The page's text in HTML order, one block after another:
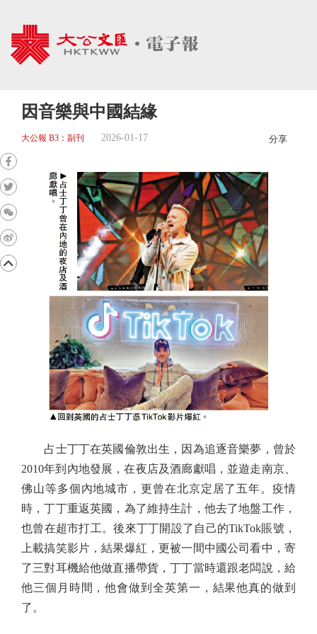
因音樂與中國結緣
大公報 B3：副刊 2026-01-17 分享
占士丁丁在英國倫敦出生，因為追逐音樂夢，曾於
2010年到內地發展，在夜店及酒廊獻唱，並遊走南京、
佛山等多個內地城市，更曾在北京定居了五年。疫情
時，丁丁重返英國，為了維持生計，他去了地盤工作，
也曾在超市打工。後來丁丁開設了自己的TikTok賬號，
上載搞笑影片，結果爆紅，更被一間中國公司看中，寄
了三對耳機給他做直播帶貨，丁丁當時還跟老闆說，給
他三個月時間，他會做到全英第一，結果他真的做到
了。